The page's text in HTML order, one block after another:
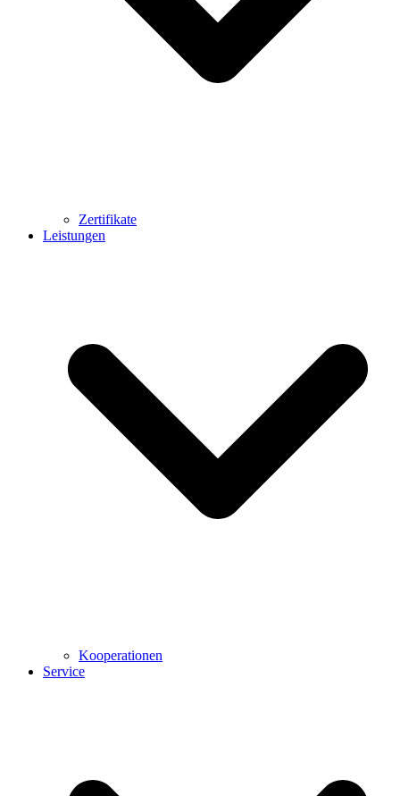
Zertifikate
Leistungen
Kooperationen
Service